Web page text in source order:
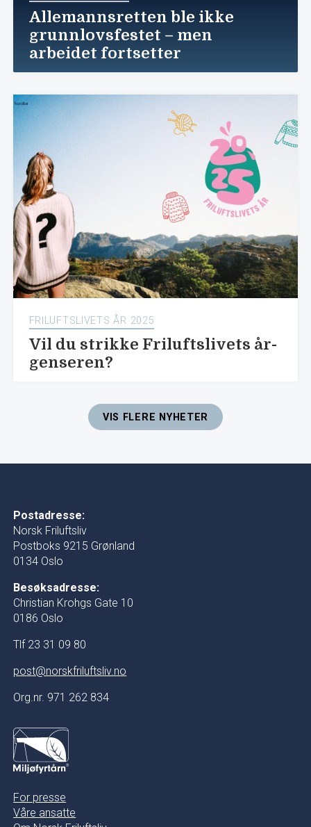
Allemannsretten ble ikke
grunnlovsfestet – men
arbeidet fortsetter
FRILUFTSLIVETS ÅR 2025
Vil du strikke Friluftslivets år-
genseren?
VIS FLERE NYHETER
Postadresse:
Norsk Friluftsliv
Postboks 9215 Grønland
0134 Oslo
Besøksadresse:
Christian Krohgs Gate 10
0186 Oslo
Tlf 23 31 09 80
post@norskfriluftsliv.no
Org.nr. 971 262 834
For presse
Våre ansatte